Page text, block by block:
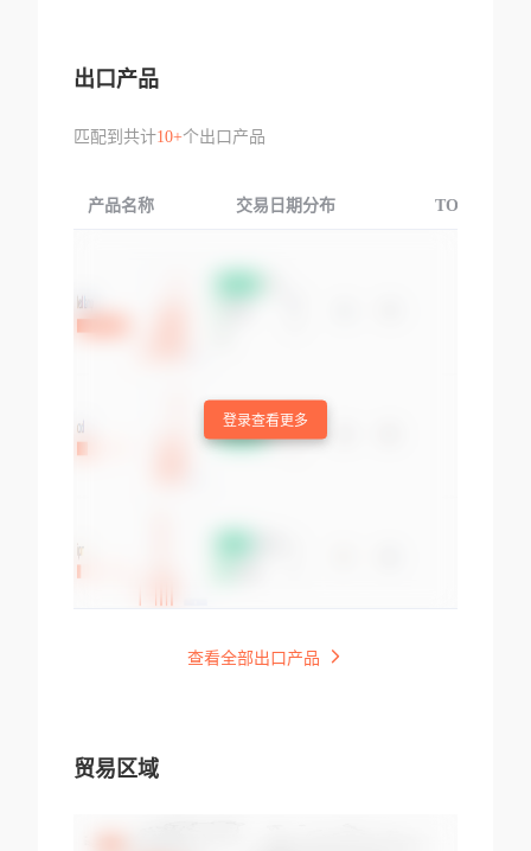
出口产品
匹配到共计10+个出口产品
产品名称 交易日期分布 TOP3交易国
登录查看更多
查看全部出口产品
贸易区域